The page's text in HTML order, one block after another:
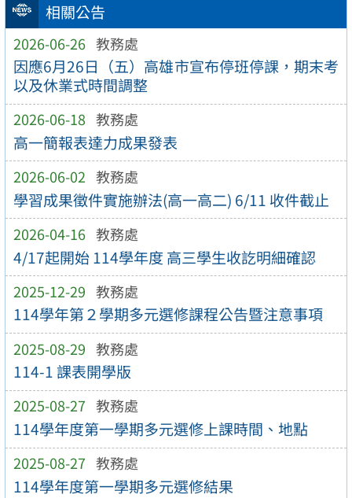
相關公告
2026-06-26 教務處
因應6月26日（五）高雄市宣布停班停課，期末考
以及休業式時間調整
2026-06-18 教務處
高一簡報表達力成果發表
2026-06-02 教務處
學習成果徵件實施辦法(高一高二) 6/11 收件截止
2026-04-16 教務處
4/17起開始 114學年度 高三學生收訖明細確認
2025-12-29 教務處
114學年第２學期多元選修課程公告暨注意事項
2025-08-29 教務處
114-1 課表開學版
2025-08-27 教務處
114學年度第一學期多元選修上課時間、地點
2025-08-27 教務處
114學年度第一學期多元選修結果